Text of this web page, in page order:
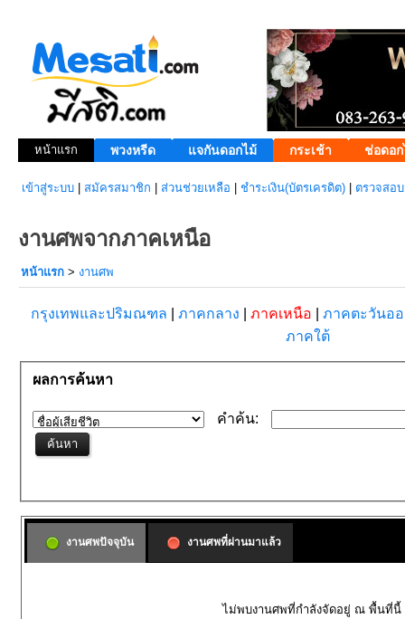
หน้าแรก พวงหรีด แจกันดอกไม้ กระเช้า ช่อดอ
เข้าสู่ระบบ สมัครสมาชิก ส่วนช่วยเหลือ ชำระเงิน(บัตรเครดิต) ตรวจสอ
งานศพจากภาคเหนือ
หน้าแรก > งานศพ
กรุงเทพและปริมณฑล ภาคกลาง ภาคเหนือ
ภาคตะวันอ
ภาคใต้
ผลการค้นหา
คำค้น:
งานศพปัจจุบัน งานศพที่ผ่านมาแล้ว
ไม่พบงานศพที่กำลังจัดอยู่ ณ พื้นที่นี้